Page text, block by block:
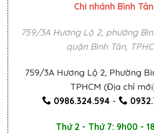
Chi nhánh Bình Tân
759/3A Hương Lộ 2, phường
quận Bình Tân,
759/3A Hương Lộ 2, Phường
TPHCM (Địa chỉ
0986.324.594 -
Thứ 2 - Thứ 7: 9h00 -